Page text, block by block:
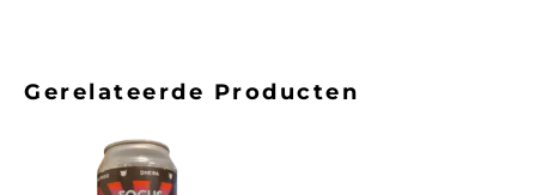
Gerelateerde Producten